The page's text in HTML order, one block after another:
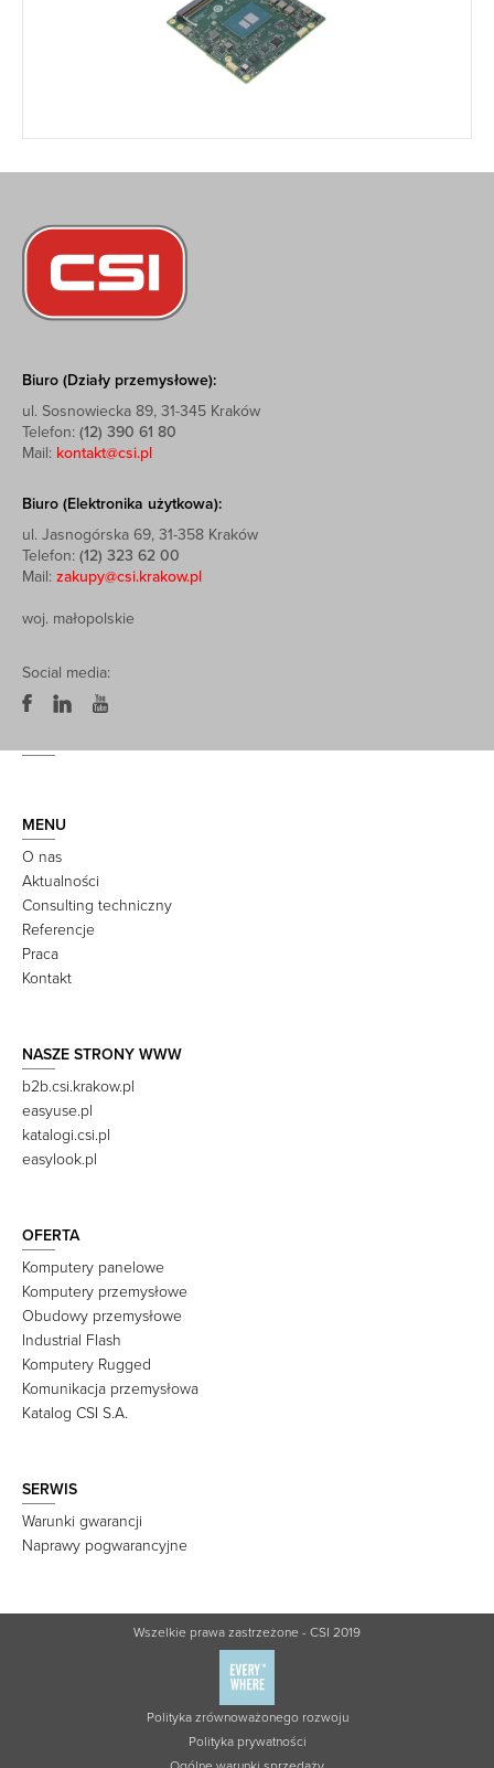
Biuro (Działy przemysłowe):
ul. Sosnowiecka 89, 31-345 Kraków
Telefon: (12) 390 61 80
Mail: kontakt@csi.pl
Biuro (Elektronika użytkowa):
ul. Jasnogórska 69, 31-358 Kraków
Telefon: (12) 323 62 00
Mail: zakupy@csi.krakow.pl
woj. małopolskie
Social media:
MENU
O nas
Aktualności
Consulting techniczny
Referencje
Praca
Kontakt
NASZE STRONY WWW
b2b.csi.krakow.pl
easyuse.pl
katalogi.csi.pl
easylook.pl
OFERTA
Komputery panelowe
Komputery przemysłowe
Obudowy przemysłowe
Industrial Flash
Komputery Rugged
Komunikacja przemysłowa
Katalog CSI S.A.
SERWIS
Warunki gwarancji
Naprawy pogwarancyjne
Wszelkie prawa zastrzeżone - CSI 2019
Polityka zrównoważonego rozwoju
Polityka prywatności